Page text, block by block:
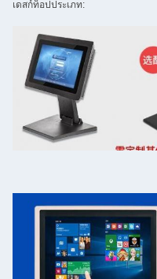
เดสก์ท็อปประเภท: